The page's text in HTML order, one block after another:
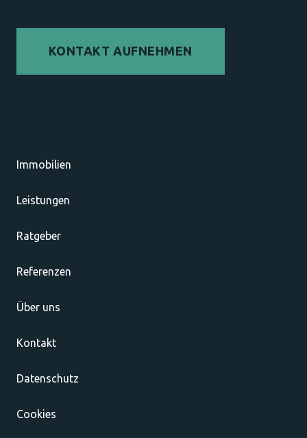
KONTAKT AUFNEHMEN
Immobilien
Leistungen
Ratgeber
Referenzen
Über uns
Kontakt
Datenschutz
Cookies